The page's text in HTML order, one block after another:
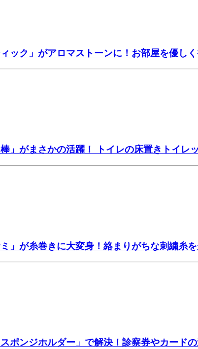
ック」がアロマストーンに！お部屋を優し
」がまさかの活躍！ トイレの床置きトイ
」が糸巻きに大変身！絡まりがちな刺繍糸
ポンジホルダー」で解決！診察券やカード